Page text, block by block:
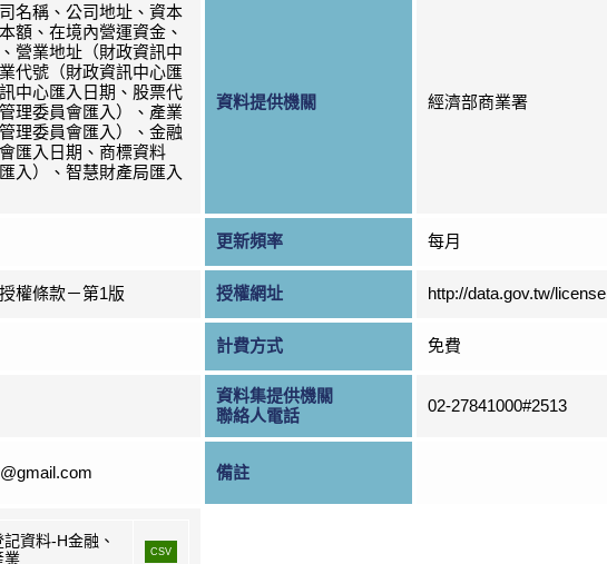
名稱、公司地址、資本
額、在境內營運資金、
營業地址（財政資訊中
代號（財政資訊中心匯
中心匯入日期、股票代
理委員會匯入）、產業
理委員會匯入）、金融
匯入日期、商標資料
入）、智慧財產局匯入
資料提供機關 經濟部商業署
更新頻率 每月
權條款－第1版 授權網址 http://data.gov.tw/license
計費方式 免費
資料集提供機關
聯絡人電話
02-27841000#2513
備註
資料-H金融、
業
CSV